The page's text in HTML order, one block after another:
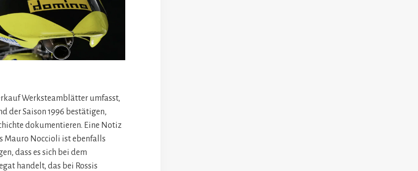
Werksteamblätter umfasst,
der Saison 1996 bestätigen,
dokumentieren. Eine Notiz
Mauro Noccioli ist ebenfalls
dass es sich bei dem
handelt, das bei Rossis